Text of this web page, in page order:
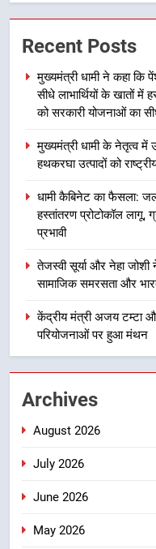
2
3
4
5
6
7
Recent Posts
मुख्यमंत्री धामी ने कहा कि
सीधे लाभार्थियों के खातों में
को सरकारी योजनाओं का
मुख्यमंत्री धामी के नेतृत्व में
हथकरघा उत्पादों को
धामी कैबिनेट का फैसला:
हस्तांतरण प्रोटोकॉल लागू,
प्रभावी
तेजस्वी सूर्या और नेहा जोशी
सामाजिक समरसता और
केंद्रीय मंत्री अजय टम्टा
परियोजनाओं पर हुआ मंथन
Archives
August 2026
July 2026
June 2026
May 2026